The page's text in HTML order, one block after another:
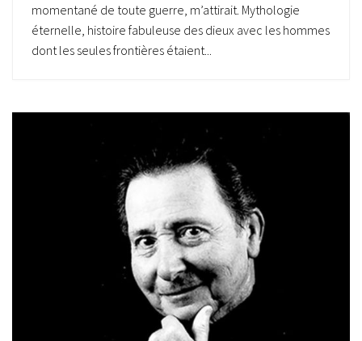
momentané de toute guerre, m’attirait. Mythologie
éternelle, histoire fabuleuse des dieux avec les hommes
dont les seules frontières étaient...